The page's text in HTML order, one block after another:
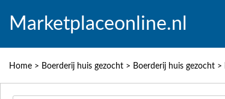
Marketplaceonline.nl
Home > Boerderij huis gezocht > Boerderij huis gezocht >